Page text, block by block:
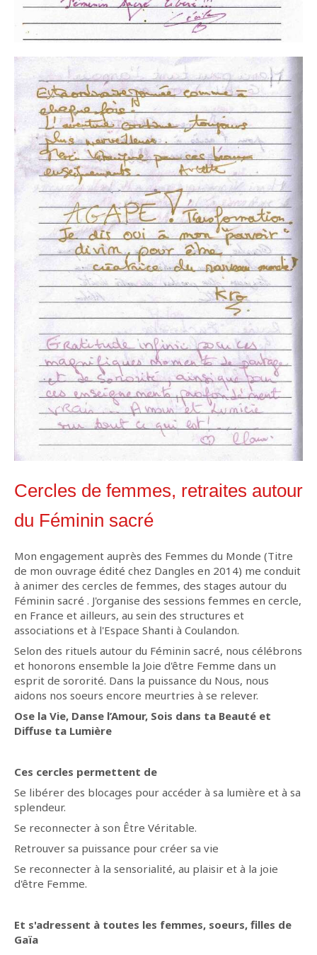
Cercles de femmes, retraites autour
du Féminin sacré
Mon engagement auprès des Femmes du Monde (Titre
de mon ouvrage édité chez Dangles en 2014) me conduit
à animer des cercles de femmes, des stages autour du
Féminin sacré . J'organise des sessions femmes en cercle,
en France et ailleurs, au sein des structures et
associations et à l'Espace Shanti à Coulandon.
Selon des rituels autour du Féminin sacré, nous célébrons
et honorons ensemble la Joie d'être Femme dans un
esprit de sororité. Dans la puissance du Nous, nous
aidons nos soeurs encore meurtries à se relever.
Ose la Vie, Danse l’Amour, Sois dans ta Beauté et
Diffuse ta Lumière
Ces cercles permettent de
Se libérer des blocages pour accéder à sa lumière et à sa
splendeur.
Se reconnecter à son Être Véritable.
Retrouver sa puissance pour créer sa vie
Se reconnecter à la sensorialité, au plaisir et à la joie
d'être Femme.
Et s'adressent à toutes les femmes, soeurs, filles de
Gaïa